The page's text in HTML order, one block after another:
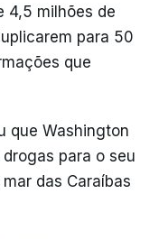
4,5 milhões de
para 50
que
que Washington
para o seu
das Caraíbas